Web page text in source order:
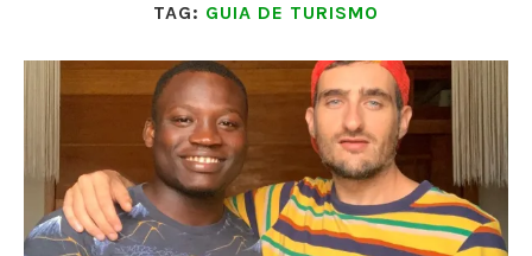
TAG: GUIA DE TURISMO